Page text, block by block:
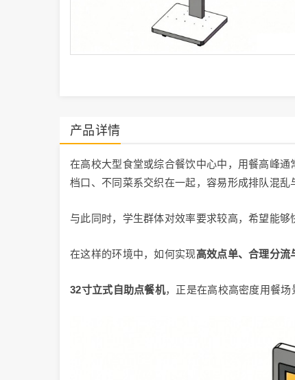
产品详情
在高校大型食堂或综合餐饮中心中，用餐高峰
档口、不同菜系交织在一起，容易形成排队混乱
与此同时，学生群体对效率要求较高，希望能够
在这样的环境中，如何实现高效点单、合理分流
32寸立式自助点餐机，正是在高校高密度用餐场